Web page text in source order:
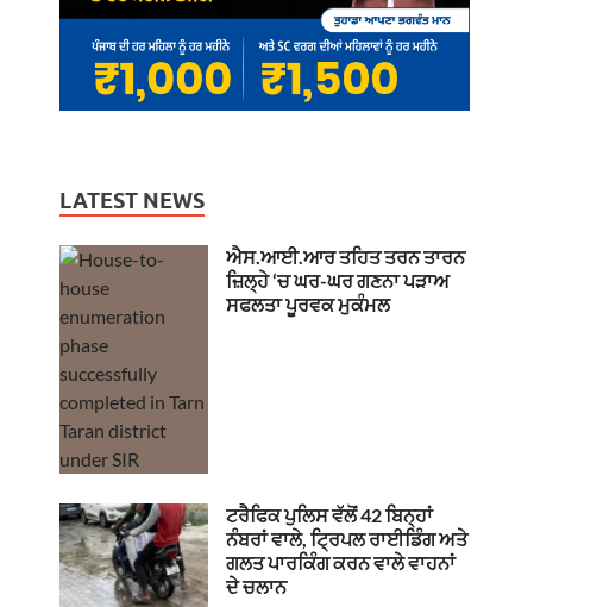
LATEST NEWS
ਐਸ.ਆਈ.ਆਰ ਤਹਿਤ ਤਰਨ ਤਾਰਨ
ਜ਼ਿਲ੍ਹੇ ‘ਚ ਘਰ-ਘਰ ਗਣਨਾ ਪੜਾਅ
ਸਫਲਤਾ ਪੂਰਵਕ ਮੁਕੰਮਲ
ਟਰੈਫਿਕ ਪੁਲਿਸ ਵੱਲੋਂ 42 ਬਿਨ੍ਹਾਂ
ਨੰਬਰਾਂ ਵਾਲੇ, ਟ੍ਰਿਪਲ ਰਾਈਡਿੰਗ ਅਤੇ
ਗਲਤ ਪਾਰਕਿੰਗ ਕਰਨ ਵਾਲੇ ਵਾਹਨਾਂ
ਦੇ ਚਲਾਨ